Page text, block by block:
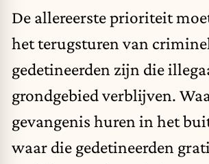
De allereerste prioriteit
het terugsturen van
gedetineerden zijn die
grondgebied verblijven.
gevangenis huren in het
waar die gedetineerden